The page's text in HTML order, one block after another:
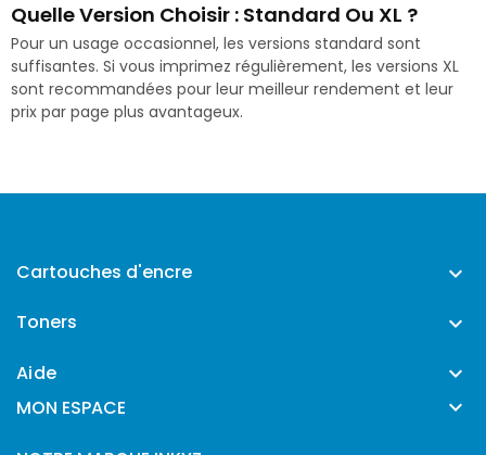
Quelle Version Choisir : Standard Ou XL ?
Pour un usage occasionnel, les versions standard sont
suffisantes. Si vous imprimez régulièrement, les versions XL
sont recommandées pour leur meilleur rendement et leur
prix par page plus avantageux.
Cartouches d'encre 
Toners 
Aide 
MON ESPACE 